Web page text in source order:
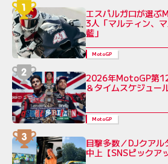
エスパルガロが選ぶ
3人「マルティン、
藍」
MotoGP
2026年MotoGP第
＆タイムスケジュー
MotoGP
目撃多数／DJクア
中上【SNSピックア